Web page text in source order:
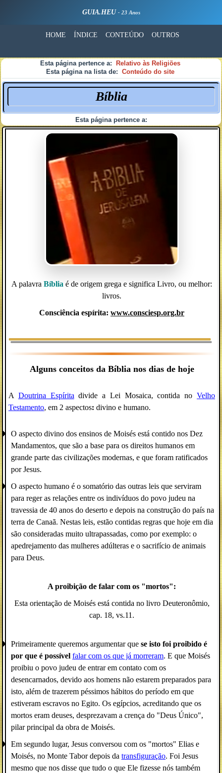
GUIA.HEU - 23 Anos
HOME ÍNDICE CONTEÚDO OUTROS
Esta página pertence a:
Relativo às Religiões
Esta página na lista de: Conteúdo do site
Bíblia
Esta página pertence a:
A palavra Bíblia é de origem grega e significa Livro, ou melhor:
livros.
Consciência espírita: www.consciesp.org.br
Alguns conceitos da Bíblia nos dias de hoje
A Doutrina Espírita divide a Lei Mosaica, contida noVelho
Testamento, em 2 aspectos: divino e humano.
O aspecto divino dos ensinos de Moisés está contido nos Dez
Mandamentos, que são a base para os direitos humanos em
grande parte das civilizações modernas, e que foram ratificados
por Jesus.
O aspecto humano é o somatório das outras leis que serviram
para reger as relações entre os indivíduos do povo judeu na
travessia de 40 anos do deserto e depois na construção do país na
terra de Canaã. Nestas leis, estão contidas regras que hoje em dia
são consideradas muito ultrapassadas, como por exemplo: o
apedrejamento das mulheres adúlteras e o sacrifício de animais
para Deus.
A proibição de falar com os "mortos":
Esta orientação de Moisés está contida no livro Deuteronômio,
cap. 18, vs.11.
Primeiramente queremos argumentar que se isto foi proibido é
por que é possível falar com os que já morreram. E que Moisés
proibiu o povo judeu de entrar em contato com os
desencarnados, devido aos homens não estarem preparados para
isto, além de trazerem péssimos hábitos do período em que
estiveram escravos no Egito. Os egípcios, acreditando que os
mortos eram deuses, desprezavam a crença do "Deus Único",
pilar principal da obra de Moisés.
Em segundo lugar, Jesus conversou com os "mortos" Elias e
Moisés, no Monte Tabor depois da transfiguração. Foi Jesus
mesmo que nos disse que tudo o que Ele fizesse nós também